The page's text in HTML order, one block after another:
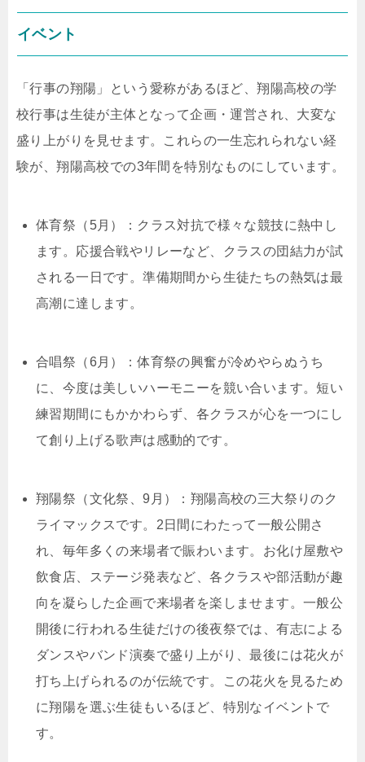
イベント
「行事の翔陽」という愛称があるほど、翔陽高校の学
校行事は生徒が主体となって企画・運営され、大変な
盛り上がりを見せます。これらの一生忘れられない経
験が、翔陽高校での3年間を特別なものにしています。
体育祭（5月）：クラス対抗で様々な競技に熱中し
ます。応援合戦やリレーなど、クラスの団結力が試
される一日です。準備期間から生徒たちの熱気は最
高潮に達します。
合唱祭（6月）：体育祭の興奮が冷めやらぬうち
に、今度は美しいハーモニーを競い合います。短い
練習期間にもかかわらず、各クラスが心を一つにし
て創り上げる歌声は感動的です。
翔陽祭（文化祭、9月）：翔陽高校の三大祭りのク
ライマックスです。2日間にわたって一般公開さ
れ、毎年多くの来場者で賑わいます。お化け屋敷や
飲食店、ステージ発表など、各クラスや部活動が趣
向を凝らした企画で来場者を楽しませます。一般公
開後に行われる生徒だけの後夜祭では、有志による
ダンスやバンド演奏で盛り上がり、最後には花火が
打ち上げられるのが伝統です。この花火を見るため
に翔陽を選ぶ生徒もいるほど、特別なイベントで
す。